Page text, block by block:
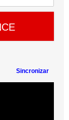
Sincronizar